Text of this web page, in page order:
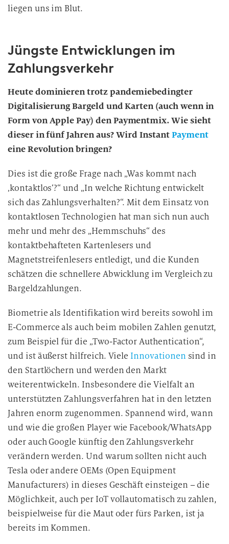
liegen uns im Blut.
Jüngste Entwicklungen im
Zahlungsverkehr
Heute dominieren trotz pandemiebedingter
Digitalisierung Bargeld und Karten (auch wenn in
Form von Apple Pay) den Paymentmix. Wie sieht
dieser in fünf Jahren aus? Wird InstantPayment
eine Revolution bringen?
Dies ist die große Frage nach „Was kommt nach
‚kontaktlos‘?“ und „In welche Richtung entwickelt
sich das Zahlungsverhalten?“. Mit dem Einsatz von
kontaktlosen Technologien hat man sich nun auch
mehr und mehr des „Hemmschuhs“ des
kontaktbehafteten Kartenlesers und
Magnetstreifenlesers entledigt, und die Kunden
schätzen die schnellere Abwicklung im Vergleich zu
Bargeldzahlungen.
Biometrie als Identifikation wird bereits sowohl im
E-Commerce als auch beim mobilen Zahlen genutzt,
zum Beispiel für die „Two-Factor Authentication“,
und ist äußerst hilfreich. VieleInnovationen sind in
den Startlöchern und werden den Markt
weiterentwickeln. Insbesondere die Vielfalt an
unterstützten Zahlungsverfahren hat in den letzten
Jahren enorm zugenommen. Spannend wird, wann
und wie die großen Player wie Facebook/WhatsApp
oder auch Google künftig den Zahlungsverkehr
verändern werden. Und warum sollten nicht auch
Tesla oder andere OEMs (Open Equipment
Manufacturers) in dieses Geschäft einsteigen – die
Möglichkeit, auch per IoT vollautomatisch zu zahlen,
beispielweise für die Maut oder fürs Parken, ist ja
bereits im Kommen.